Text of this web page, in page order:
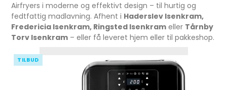
Airfryers i moderne og effektivt design – til hurtig og
fedtfattig madlavning. Afhent i Haderslev Isenkram,
Fredericia Isenkram, Ringsted Isenkram eller Tårnby
Torv Isenkram – eller få leveret hjem eller til pakkeshop.
TILBUD